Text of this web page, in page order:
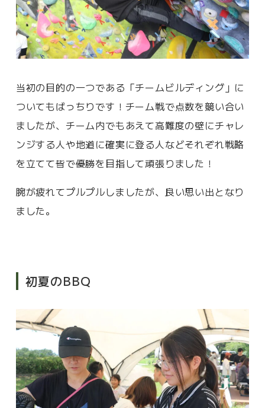
当初の目的の一つである「チームビルディング」に
ついてもばっちりです！チーム戦で点数を競い合い
ましたが、チーム内でもあえて高難度の壁にチャレ
ンジする人や地道に確実に登る人などそれぞれ戦略
を立てて皆で優勝を目指して頑張りました！
腕が疲れてプルプルしましたが、良い思い出となり
ました。
初夏のBBQ